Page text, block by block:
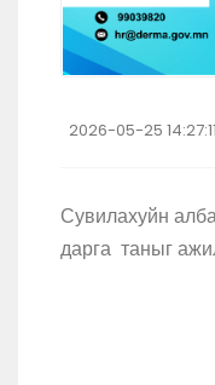
2026-05-25 14:27:11
Сувилахуйн
дарга таныг